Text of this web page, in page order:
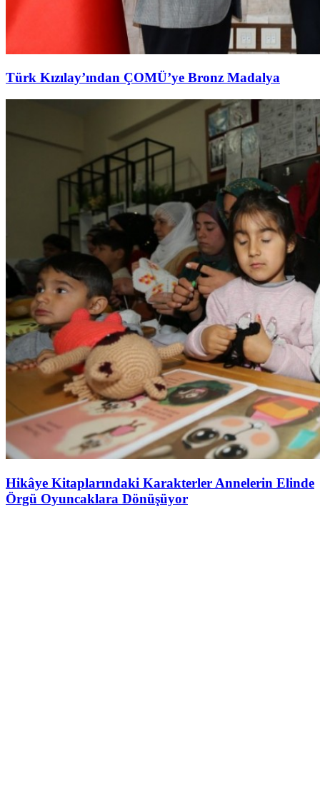
Türk Kızılay’ından ÇOMÜ’ye Bronz Madalya
Hikâye Kitaplarındaki Karakterler Annelerin Elinde
Örgü Oyuncaklara Dönüşüyor